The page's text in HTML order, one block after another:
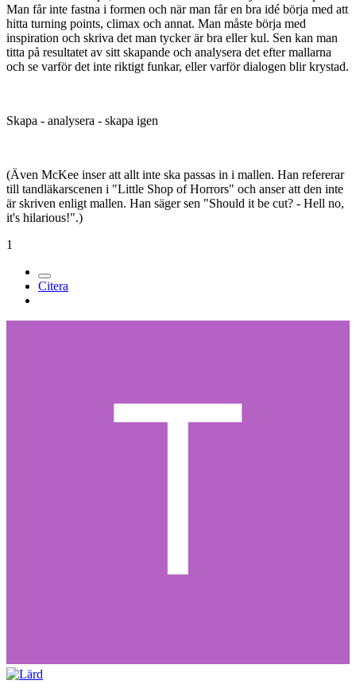
Man får inte fastna i formen och när man får en bra idé börja med att
hitta turning points, climax och annat. Man måste börja med
inspiration och skriva det man tycker är bra eller kul. Sen kan man
titta på resultatet av sitt skapande och analysera det efter mallarna
och se varför det inte riktigt funkar, eller varför dialogen blir krystad.
Skapa - analysera - skapa igen
(Även McKee inser att allt inte ska passas in i mallen. Han refererar
till tandläkarscenen i "Little Shop of Horrors" och anser att den inte
är skriven enligt mallen. Han säger sen "Should it be cut? - Hell no,
it's hilarious!".)
1
Citera